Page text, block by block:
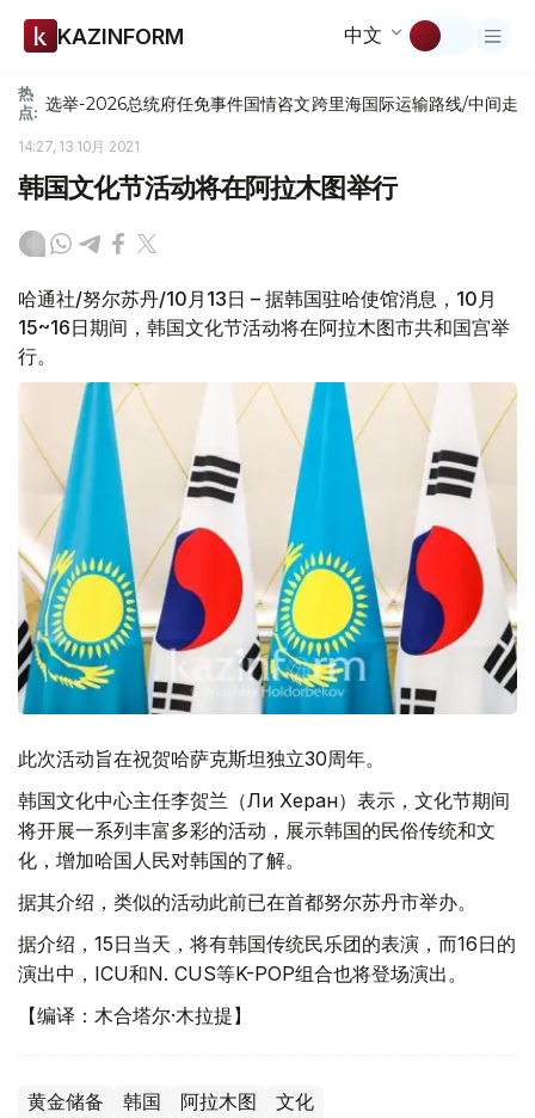
KAZINFORM 中文
热
点: 选举-2026总统府任免事件国情咨文跨里海国际运输路线/中间走廊
14:27, 13 10月 2021
韩国文化节活动将在阿拉木图举行
哈通社/努尔苏丹/10月13日 – 据韩国驻哈使馆消息，10月
15~16日期间，韩国文化节活动将在阿拉木图市共和国宫举
行。
此次活动旨在祝贺哈萨克斯坦独立30周年。
韩国文化中心主任李贺兰（Ли Херан）表示，文化节期间
将开展一系列丰富多彩的活动，展示韩国的民俗传统和文
化，增加哈国人民对韩国的了解。
据其介绍，类似的活动此前已在首都努尔苏丹市举办。
据介绍，15日当天，将有韩国传统民乐团的表演，而16日的
演出中，ICU和N. CUS等K-POP组合也将登场演出。
【编译：木合塔尔·木拉提】
黄金储备 韩国 阿拉木图 文化